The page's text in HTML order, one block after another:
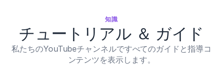
知識
チュートリアル ＆ ガイド
私たちのYouTubeチャンネルですべてのガイドと指導コ
ンテンツを表示します。